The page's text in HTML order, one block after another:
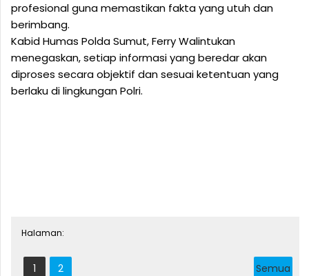
profesional guna memastikan fakta yang utuh dan
berimbang.
Kabid Humas Polda Sumut, Ferry Walintukan
menegaskan, setiap informasi yang beredar akan
diproses secara objektif dan sesuai ketentuan yang
berlaku di lingkungan Polri.
Halaman:
1 2 Semua